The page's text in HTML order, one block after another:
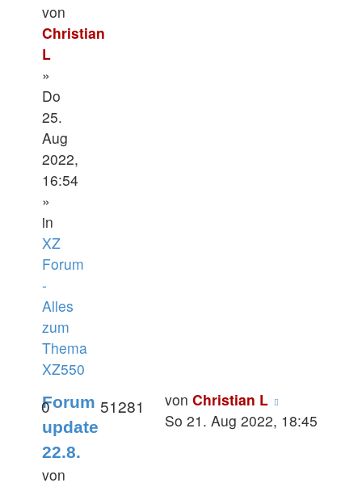
von
Christian
L
»
Do
25.
Aug
2022,
16:54
»
in
XZ
Forum
-
Alles
zum
Thema
XZ550
Forum
update
22.8.
von
0 51281 von Christian L
So 21. Aug 2022, 18:45